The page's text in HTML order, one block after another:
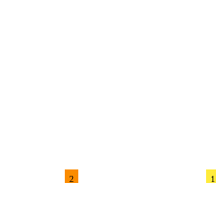
2 1